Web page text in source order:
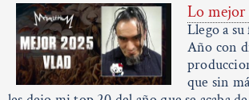
Lo mejor
Llego a
Año con
que sin